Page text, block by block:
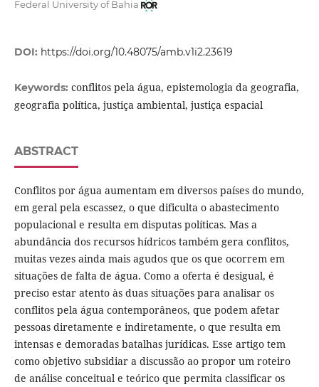
Federal University of Bahia
DOI: https://doi.org/10.48075/amb.v1i2.23619
Keywords: conflitos pela água, epistemologia da geografia,
geografia política, justiça ambiental, justiça espacial
ABSTRACT
Conflitos por água aumentam em diversos países do mundo,
em geral pela escassez, o que dificulta o abastecimento
populacional e resulta em disputas políticas. Mas a
abundância dos recursos hídricos também gera conflitos,
muitas vezes ainda mais agudos que os que ocorrem em
situações de falta de água. Como a oferta é desigual, é
preciso estar atento às duas situações para analisar os
conflitos pela água contemporâneos, que podem afetar
pessoas diretamente e indiretamente, o que resulta em
intensas e demoradas batalhas jurídicas. Esse artigo tem
como objetivo subsidiar a discussão ao propor um roteiro
de análise conceitual e teórico que permita classificar os